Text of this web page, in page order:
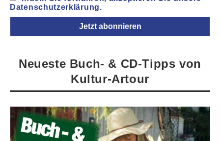
Datenschutzerklärung.
Neueste Buch- & CD-Tipps von
Kultur-Artour